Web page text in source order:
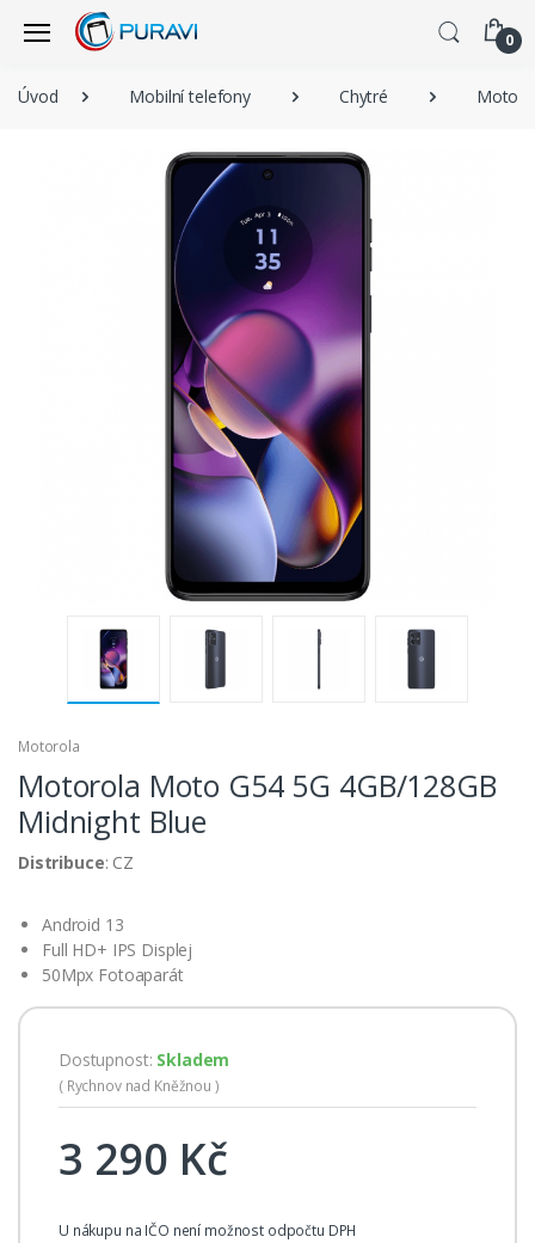
0
Úvod Mobilní telefony Chytré
Motorola
Motorola Moto G54 5G 4GB/128GB
Midnight Blue
Distribuce: CZ
Android 13
Full HD+ IPS Displej
50Mpx Fotoaparát
Dostupnost: Skladem
( Rychnov nad Kněžnou )
3 290 Kč
U nákupu na IČO není možnost odpočtu DPH